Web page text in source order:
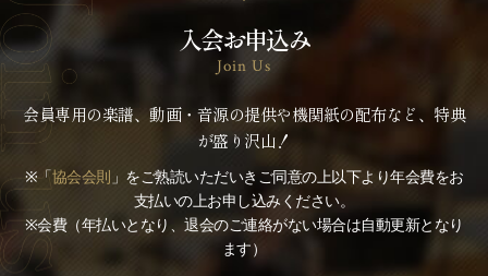
入会お申込み
Join Us
会員専用の楽譜、動画・音源の提供や機関紙の配布など、特典
が盛り沢山！
※「協会会則 」をご熟読いただいきご同意の上以下より年会費をお
支払いの上お申し込みください。
※会費（年払いとなり、退会のご連絡がない場合は自動更新となり
ます）